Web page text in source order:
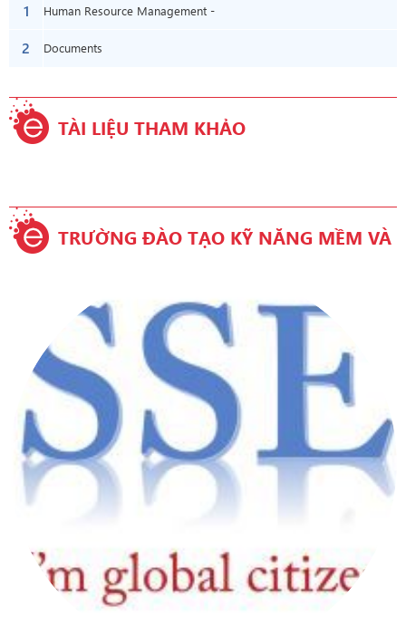
1
Human Resource Management -
Module Twelve: Wrapping Up
2 Documents
TÀI LIỆU THAM KHẢO
TRƯỜNG ĐÀO TẠO KỸ NĂNG MỀM VÀ